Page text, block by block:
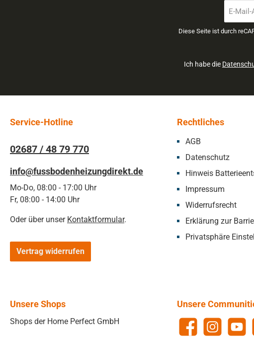
Mail-
Diese Seite ist durch
Ich habe die
Service-Hotline
02687 / 48 79 770
info@fussbodenheizungdirekt.de
Mo-Do, 08:00 - 17:00 Uhr
Fr, 08:00 - 14:00 Uhr
Oder über unser Kontaktformular.
Vertrag widerrufen
Rechtliches
AGB
Datenschutz
Hinweis
Impressum
Widerrufsrecht
Erklärung zur
Privatsphäre
Unsere
FacebookInstagram
Unsere Shops
Shops der Home Perfect GmbH